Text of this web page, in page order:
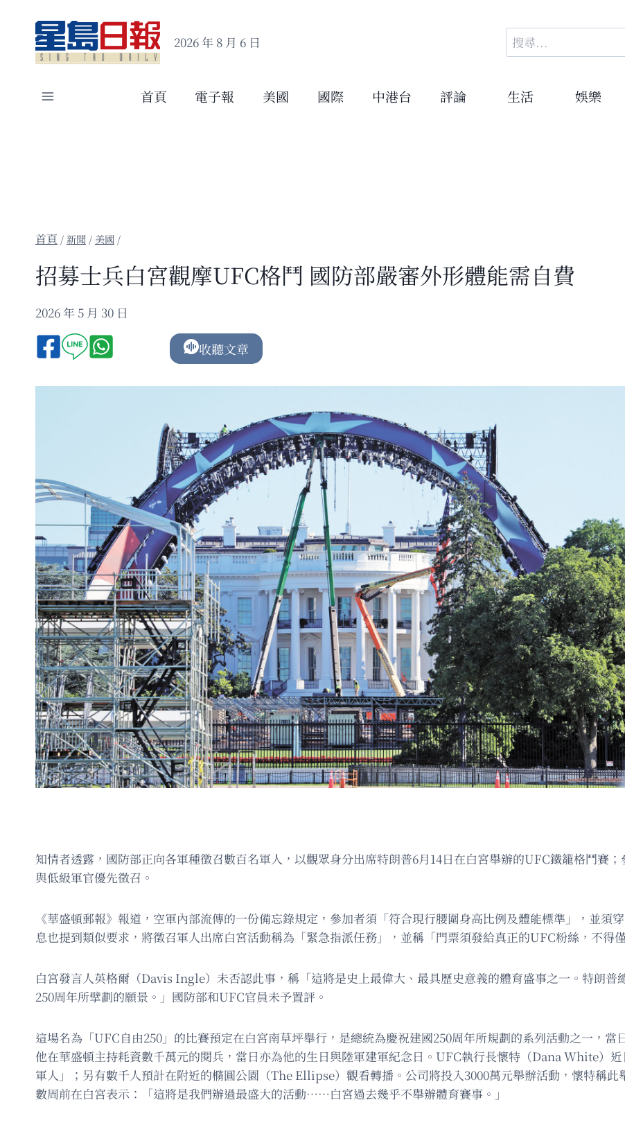
content
2026 年 8 月 6 日
搜
尋
鍵
首頁 電子報 美國 國際 中港台 評論 生活 娛樂
/新聞 / 美國 /
招募士兵白宮觀摩UFC格鬥 國防部嚴審外形體能需自費
2026 年 5 月 30 日
收聽文章
知情者透露，國防部正向各軍種徵召數百名軍人，以觀眾身分出席特朗普6月14日在白宮舉辦的UFC鐵籠格鬥賽
與低級軍官優先徵召。
《華盛頓郵報》報道，空軍內部流傳的一份備忘錄規定，參加者須「符合現行腰圍身高比例及體能標準」，並須
息也提到類似要求，將徵召軍人出席白宮活動稱為「緊急指派任務」，並稱「門票須發給真正的UFC粉絲，不得僅
白宮發言人英格爾（Davis Ingle）未否認此事，稱「這將是史上最偉大、最具歷史意義的體育盛事之一。特朗普
250周年所擘劃的願景。」國防部和UFC官員未予置評。
這場名為「UFC自由250」的比賽預定在白宮南草坪舉行，是總統為慶祝建國250周年所規劃的系列活動之一，當
他在華盛頓主持耗資數千萬元的閱兵，當日亦為他的生日與陸軍建軍紀念日。UFC執行長懷特（Dana White）
軍人」；另有數千人預計在附近的橢圓公園（The Ellipse）觀看轉播。公司將投入3000萬元舉辦活動，懷特稱此
數周前在白宮表示：「這將是我們辦過最盛大的活動……白宮過去幾乎不舉辦體育賽事。」